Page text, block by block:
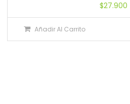
$27.900
Añadir Al Carrito